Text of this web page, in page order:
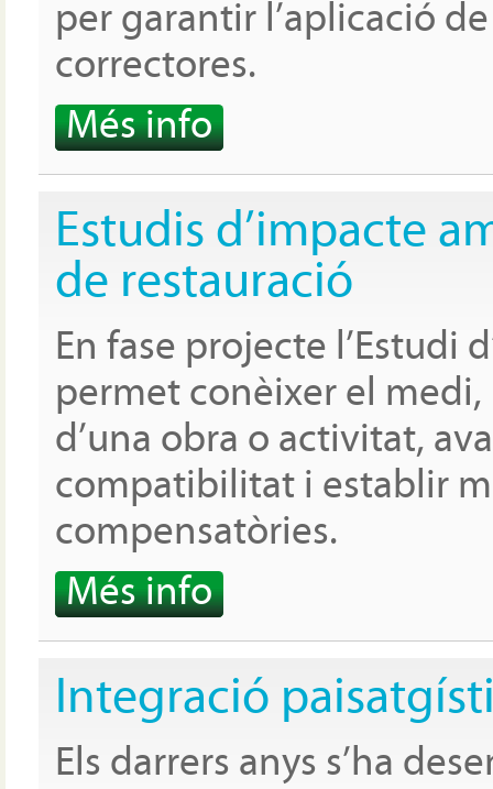
per garantir l’aplicació
correctores.
Més info
Estudis d’impacte
de restauració
En fase projecte l’Estudi
permet conèixer el
d’una obra o activitat,
compatibilitat i establir
compensatòries.
Més info
Integració
Els darrers anys s’ha